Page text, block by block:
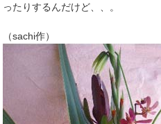
ったりするんだけど、、。
（sachi作）